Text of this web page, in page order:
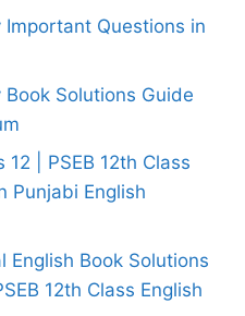
Important Questions in
Book Solutions Guide
12 | PSEB 12th Class
Punjabi English
English Book Solutions
12th Class English